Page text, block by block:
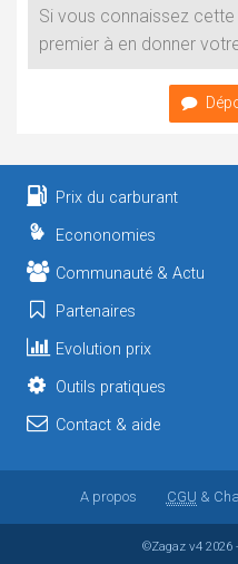
Si vous connaissez
premier à en donner
Prix du carburant
Econonomies
Communauté & Actu
Partenaires
Evolution prix
Outils pratiques
Contact & aide
A propos CGU &
©Zagaz v4 2026